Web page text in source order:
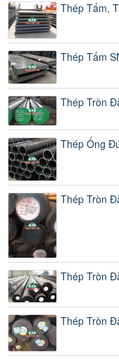
Thép Tấm,
Thép Tấm
Thép Tròn
Thép Ống
Thép Tròn
Thép Tròn
Thép Tròn